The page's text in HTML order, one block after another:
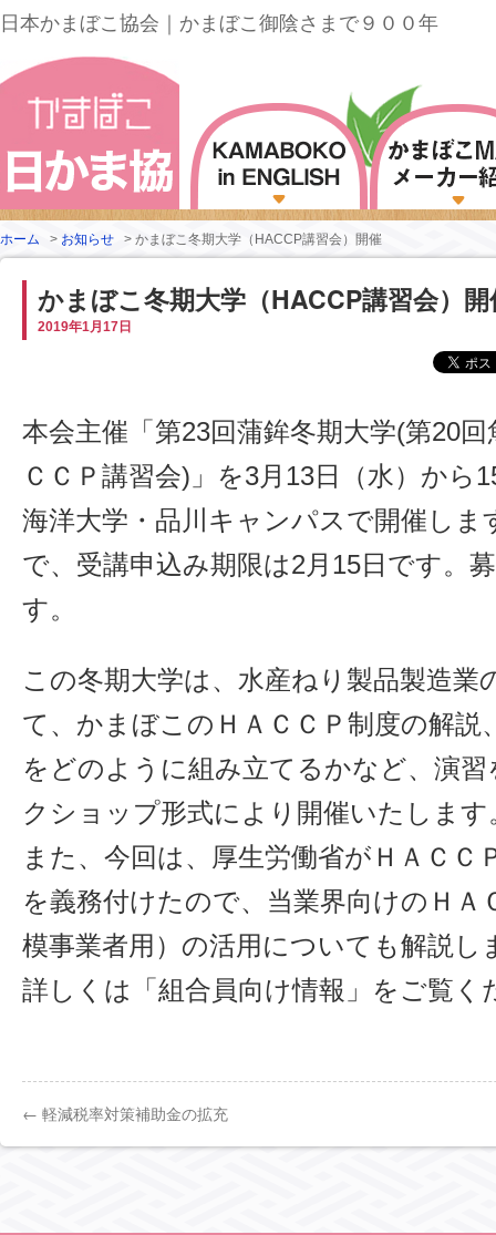
日本かまぼこ協会｜かまぼこ御陰さまで９００年
ホーム > お知らせ > かまぼこ冬期大学（HACCP講習会）開催
かまぼこ冬期大学（HACCP講習会）開
2019年1月17日
本会主催「第23回蒲鉾冬期大学(第20
ＣＣＰ講習会)」を3月13日（水）から
海洋大学・品川キャンパスで開催しま
で、受講申込み期限は2月15日です。
す。
この冬期大学は、水産ねり製品製造業
て、かまぼこのＨＡＣＣＰ制度の解説
をどのように組み立てるかなど、演
クショップ形式により開催いたします
また、今回は、厚生労働省がＨＡＣＣ
を義務付けたので、当業界向けのＨＡ
模事業者用）の活用についても解説し
詳しくは「組合員向け情報」をご覧く
← 軽減税率対策補助金の拡充